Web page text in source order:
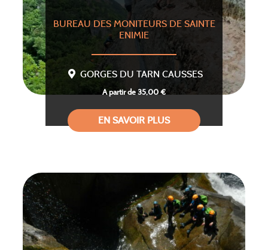
BUREAU DES MONITEURS DE SAINTE
ENIMIE
GORGES DU TARN CAUSSES
A partir de 35,00 €
EN SAVOIR PLUS